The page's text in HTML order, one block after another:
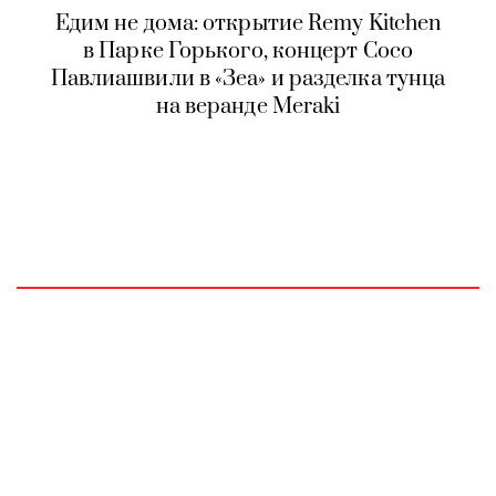
Едим не дома: открытие Remy Kitchen
в Парке Горького, концерт Сосо
Павлиашвили в «Зеа» и разделка тунца
на веранде Meraki